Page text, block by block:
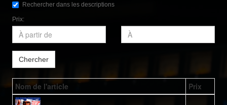
Rechercher dans les descriptions
Prix:
Chercher
Nom de l'article Prix